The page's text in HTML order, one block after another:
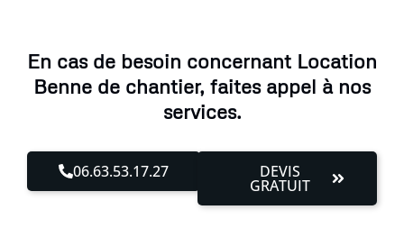
En cas de besoin concernant Location
Benne de chantier, faites appel à nos
services.
06.63.53.17.27 DEVIS
GRATUIT